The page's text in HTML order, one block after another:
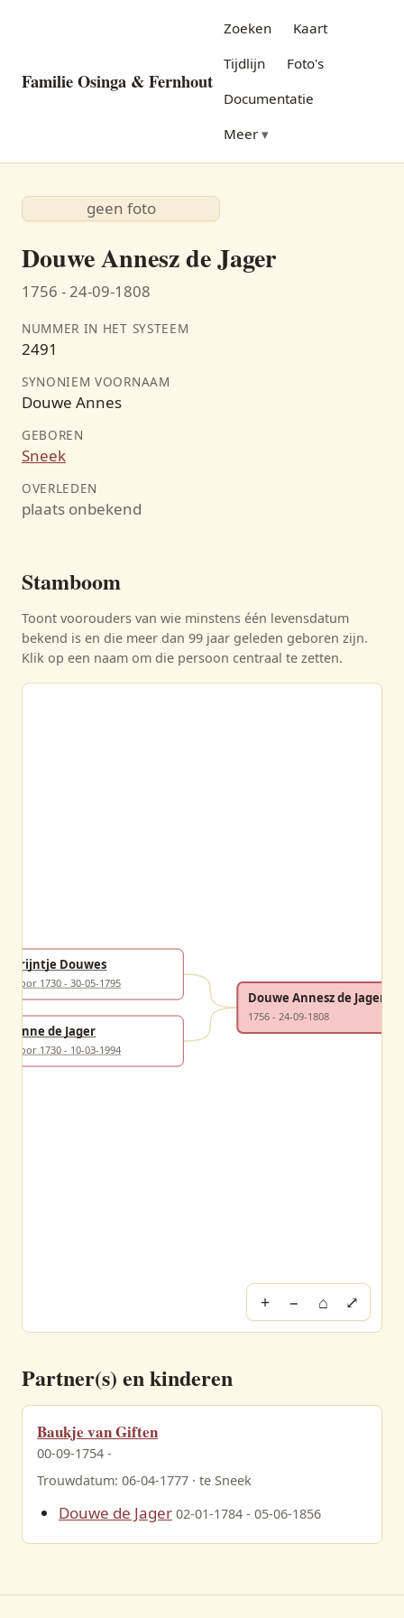
Familie Osinga & Fernhout
Zoeken
Kaart
Tijdlijn
Foto's
Documentatie
Meer
geen foto
Douwe Annesz de Jager
1756 - 24-09-1808
NUMMER IN HET SYSTEEM
2491
SYNONIEM VOORNAAM
Douwe Annes
GEBOREN
Sneek
OVERLEDEN
plaats onbekend
Stamboom
Toont voorouders van wie minstens één levensdatum
bekend is en die meer dan 99 jaar geleden geboren zijn.
Klik op een naam om die persoon centraal te zetten.
Trijntje Douwes
Voor 1730 - 30-05-1795
Anne de Jager
Voor 1730 - 10-03-1994
Douwe Annesz de Jager
1756 - 24-09-1808
+ − ⌂ ⤢
Partner(s) en kinderen
Baukje van Giften
00-09-1754 -
Trouwdatum: 06-04-1777 · te Sneek
Douwe de Jager 02-01-1784 - 05-06-1856